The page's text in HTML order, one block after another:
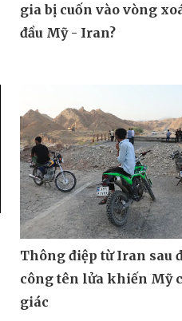
gia bị cuốn vào vòng
đầu Mỹ - Iran?
Thông điệp từ Iran sau
công tên lửa khiến Mỹ
giác